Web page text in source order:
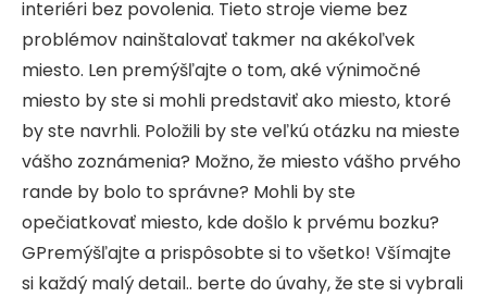
interiéri bez povolenia. Tieto stroje vieme bez
problémov nainštalovať takmer na akékoľvek
miesto. Len premýšľajte o tom, aké výnimočné
miesto by ste si mohli predstaviť ako miesto, ktoré
by ste navrhli. Položili by ste veľkú otázku na mieste
vášho zoznámenia? Možno, že miesto vášho prvého
rande by bolo to správne? Mohli by ste
opečiatkovať miesto, kde došlo k prvému bozku?
GPremýšľajte a prispôsobte si to všetko! Všímajte
si každý malý detail.. berte do úvahy, že ste si vybrali